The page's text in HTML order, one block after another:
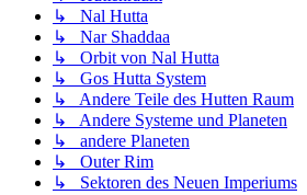
↳ Nal Hutta
↳ Nar Shaddaa
↳ Orbit von Nal Hutta
↳ Gos Hutta System
↳ Andere Teile des Hutten Raum
↳ Andere Systeme und Planeten
↳ andere Planeten
↳ Outer Rim
↳ Sektoren des Neuen Imperiums